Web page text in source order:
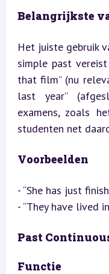
Belangrijkste
Het juiste gebruik
simple past
that film” (nu
last year”
examens, zoals
studenten net
Voorbeelden
- “She has just
- “They have lived
Past
Functie